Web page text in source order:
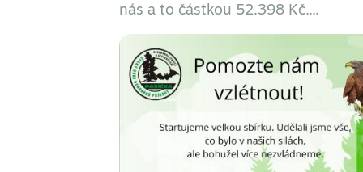
nás a to částkou 52.398 Kč....